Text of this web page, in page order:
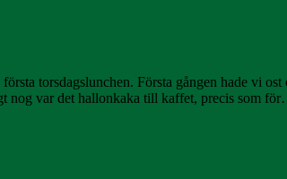
torsdagslunchen. Första gången hade vi
nog var det hallonkaka till kaffet, precis som